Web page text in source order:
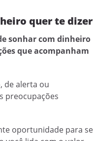
quer te dizer
sonhar com dinheiro
que acompanham
de alerta ou
preocupações
oportunidade para se